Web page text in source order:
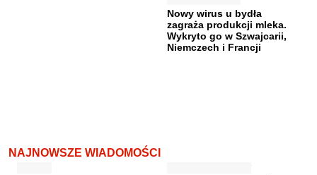
Nowy wirus u bydła
zagraża produkcji mleka.
Wykryto go w Szwajcarii,
Niemczech i Francji
NAJNOWSZE WIADOMOŚCI